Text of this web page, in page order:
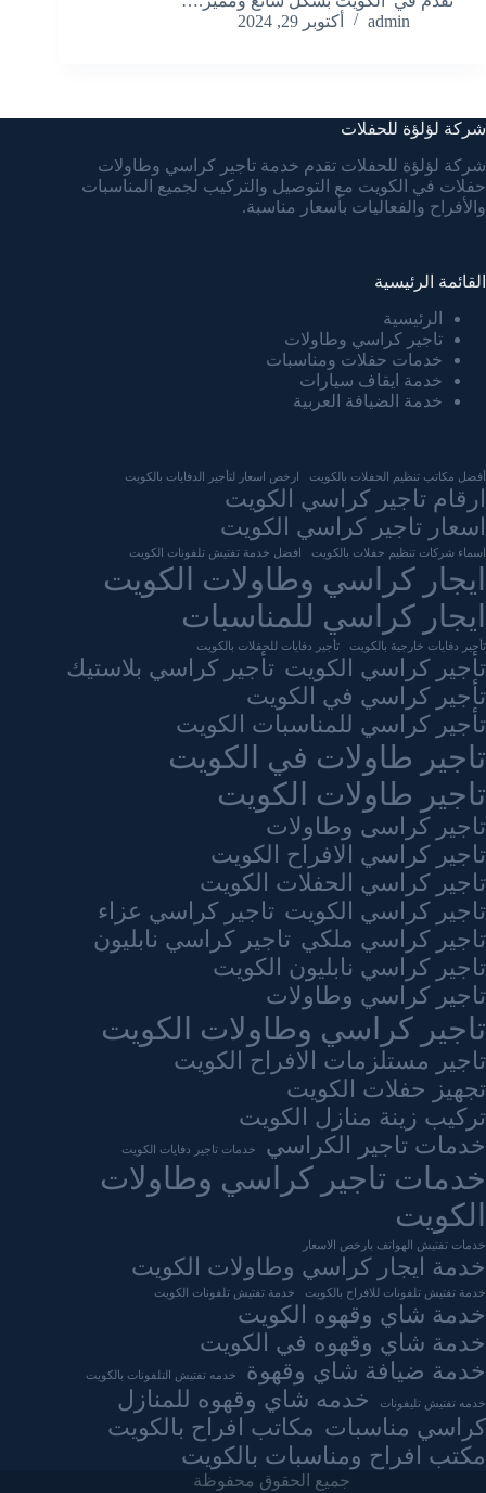
admin
أكتوبر 29, 2024
شركة لؤلؤة للحفلات
شركة لؤلؤة للحفلات تقدم خدمة تاجير كراسي وطاولات
حفلات في الكويت مع التوصيل والتركيب لجميع المناسبات
والأفراح والفعاليات بأسعار مناسبة.
القائمة الرئيسية
الرئيسية
تاجير كراسي وطاولات
خدمات حفلات ومناسبات
خدمة ايقاف سيارات
خدمة الضيافة العربية
أفضل مكاتب تنظيم الحفلات بالكويت ارخص اسعار لتأجير الدفايات بالكويت
ارقام تاجير كراسي الكويت
اسعار تاجير كراسي الكويت
اسماء شركات تنظيم حفلات بالكويت افضل خدمة تفتيش تلفونات الكويت
ايجار كراسي وطاولات الكويت
ايجار كراسي للمناسبات
تأجير دفايات خارجية بالكويت تأجير دفايات للحفلات بالكويت
تأجير كراسي الكويت تأجير كراسي بلاستيك
تأجير كراسي في الكويت
تأجير كراسي للمناسبات الكويت
تاجير طاولات في الكويت
تاجير طاولات الكويت
تاجير كراسى وطاولات
تاجير كراسي الافراح الكويت
تاجير كراسي الحفلات الكويت
تاجير كراسي الكويت تاجير كراسي عزاء
تاجير كراسي ملكي تاجير كراسي نابليون
تاجير كراسي نابليون الكويت
تاجير كراسي وطاولات
تاجير كراسي وطاولات الكويت
تاجير مستلزمات الافراح الكويت
تجهيز حفلات الكويت
تركيب زينة منازل الكويت
خدمات تاجير الكراسي
خدمات تاجير دفايات الكويت
خدمات تاجير كراسي وطاولات
الكويت
خدمات تفتيش الهواتف بارخص الاسعار
خدمة ايجار كراسي وطاولات الكويت
خدمة تفتيش تلفونات للافراح بالكويت خدمة تفتيش تلفونات الكويت
خدمة شاي وقهوه الكويت
خدمة شاي وقهوه في الكويت
خدمة ضيافة شاي وقهوة
خدمه تفتيش التلفونات بالكويت
خدمه تفتيش تليفونات
خدمه شاي وقهوه للمنازل
كراسي مناسبات مكاتب افراح بالكويت
مكتب افراح ومناسبات بالكويت
جميع الحقوق محفوظة